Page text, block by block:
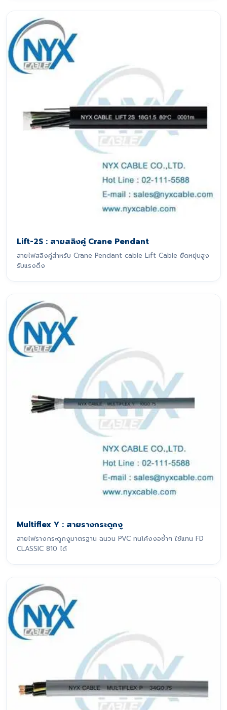
Lift-2S : สายสลิงคู่ Crane Pendant
สายไฟสลิงคู่สำหรับ Crane Pendant cable Lift Cable ยืดหยุ่นสูง
รับแรงดึง
Multiflex Y : สายรางกระดูกงู
สายไฟรางกระดูกงูมาตรฐาน ฉนวน PVC ทนโค้งงอซ้ำๆ ใช้แทน FD
CLASSIC 810 ได้